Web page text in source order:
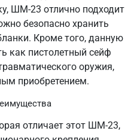
ШМ-23 отлично подходит
безопасно хранить
Кроме того, данную
как пистолетный сейф
оружия,
приобретением.
отличает этот ШМ-23,